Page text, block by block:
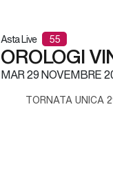
Asta Live 55
OROLOGI
MAR29 NOVEMBRE
TORNATA UNICA